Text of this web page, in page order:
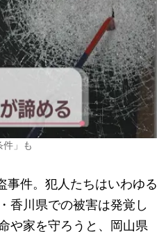
件」も
件。犯人たちはいわゆる
香川県での被害は発覚し
や家を守ろうと、岡山県